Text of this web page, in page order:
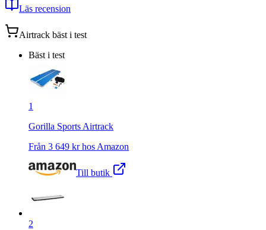
Läs recension
Airtrack bäst i test
Bäst i test
1
Gorilla Sports Airtrack
Från 3 649 kr hos Amazon
Till butik
2